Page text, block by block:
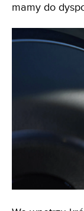
mamy do